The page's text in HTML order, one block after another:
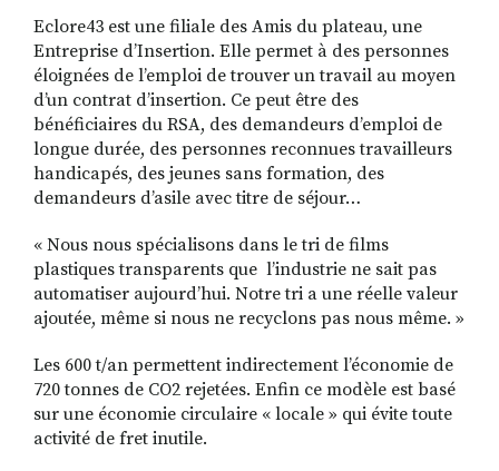
Eclore43 est une filiale des Amis du plateau, une
Entreprise d’Insertion. Elle permet à des personnes
éloignées de l’emploi de trouver un travail au moyen
d’un contrat d’insertion. Ce peut être des
bénéficiaires du RSA, des demandeurs d’emploi de
longue durée, des personnes reconnues travailleurs
handicapés, des jeunes sans formation, des
demandeurs d’asile avec titre de séjour…
« Nous nous spécialisons dans le tri de films
plastiques transparents que l’industrie ne sait pas
automatiser aujourd’hui. Notre tri a une réelle valeur
ajoutée, même si nous ne recyclons pas nous même. »
Les 600 t/an permettent indirectement l’économie de
720 tonnes de CO2 rejetées. Enfin ce modèle est basé
sur une économie circulaire « locale » qui évite toute
activité de fret inutile.